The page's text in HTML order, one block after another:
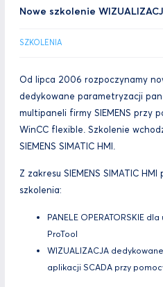
Nowe szkolenie
SZKOLENIA
Od lipca 2006 rozpoczynamy
dedykowane parametryzacji
multipaneli firmy SIEMENS przy
WinCC flexible. Szkolenie
SIEMENS SIMATIC HMI.
Z zakresu SIEMENS SIMATIC
szkolenia:
PANELE OPERATORSKIE
ProTool
WIZUALIZACJA
aplikacji SCADA przy